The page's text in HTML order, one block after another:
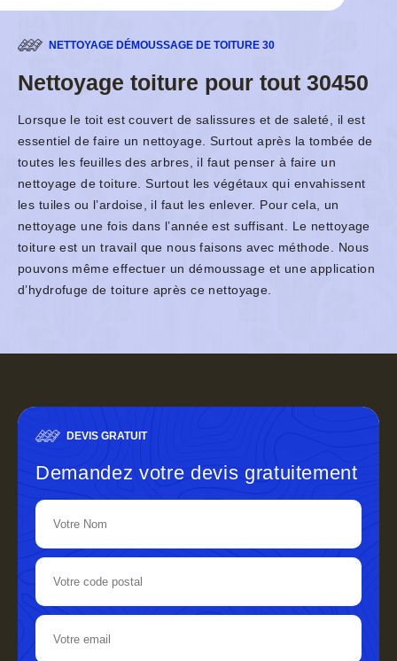
NETTOYAGE DÉMOUSSAGE DE TOITURE 30
Nettoyage toiture pour tout 30450
Lorsque le toit est couvert de salissures et de saleté, il est
essentiel de faire un nettoyage. Surtout après la tombée de
toutes les feuilles des arbres, il faut penser à faire un
nettoyage de toiture. Surtout les végétaux qui envahissent
les tuiles ou l’ardoise, il faut les enlever. Pour cela, un
nettoyage une fois dans l’année est suffisant. Le nettoyage
toiture est un travail que nous faisons avec méthode. Nous
pouvons même effectuer un démoussage et une application
d’hydrofuge de toiture après ce nettoyage.
DEVIS GRATUIT
Demandez votre devis gratuitement